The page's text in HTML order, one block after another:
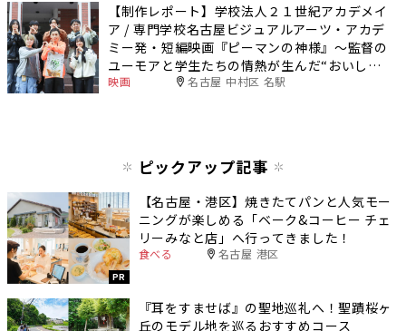
【制作レポート】学校法人２１世紀アカデメイ
ア / 専門学校名古屋ビジュアルアーツ・アカデ
ミー発・短編映画『ピーマンの神様』～監督の
ユーモアと学生たちの情熱が生んだ“おいし
い”物語～
映画 名古屋 中村区 名駅
ピックアップ記事
PR
【名古屋・港区】焼きたてパンと人気モー
ニングが楽しめる「ベーク&コーヒー チェ
リーみなと店」へ行ってきました！
食べる 名古屋 港区
『耳をすませば』の聖地巡礼へ！聖蹟桜ヶ
丘のモデル地を巡るおすすめコース